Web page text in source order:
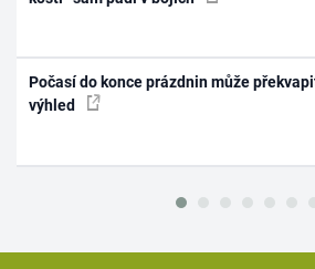
Počasí do konce prázdnin může
výhled